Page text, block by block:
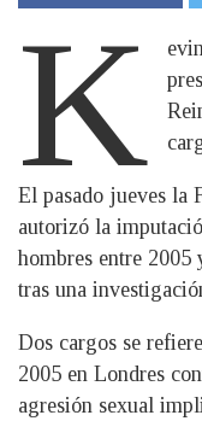
K
El pasado jueves la
autorizó la
hombres entre 2005
tras una
Dos cargos se
2005 en Londres
agresión sexual